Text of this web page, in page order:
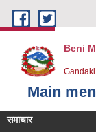
Skip to main content
Beni
Main
समाचार